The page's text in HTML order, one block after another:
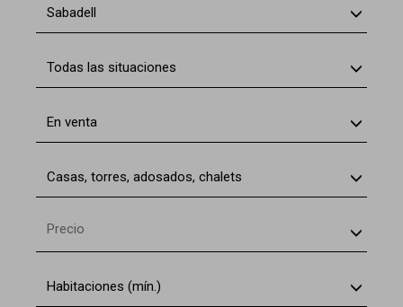
Sabadell
Todas las situaciones
En venta
Casas, torres, adosados, chalets
Precio
Habitaciones (mín.)